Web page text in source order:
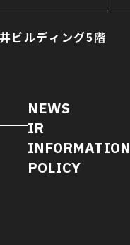
ビルディング5階
NEWS
IR
INFORMATION
POLICY